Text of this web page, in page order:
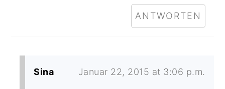
ANTWORTEN
Sina Januar 22, 2015 at 3:06 p.m.